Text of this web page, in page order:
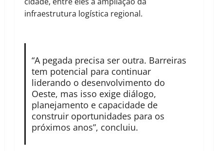
infraestrutura logística regional.
“A pegada precisa ser outra. Barreiras
tem potencial para continuar
liderando o desenvolvimento do
Oeste, mas isso exige diálogo,
planejamento e capacidade de
construir oportunidades para os
próximos anos”, concluiu.